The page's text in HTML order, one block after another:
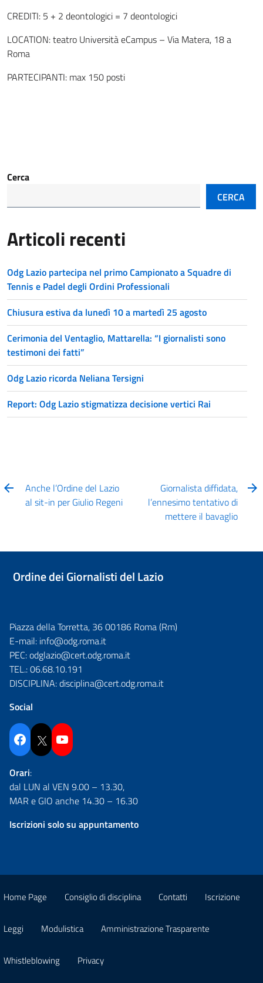
CREDITI: 5 + 2 deontologici = 7 deontologici
LOCATION: teatro Università eCampus – Via Matera, 18 a
Roma
PARTECIPANTI: max 150 posti
Cerca
CERCA
Articoli recenti
Odg Lazio partecipa nel primo Campionato a Squadre di
Tennis e Padel degli Ordini Professionali
Chiusura estiva da lunedì 10 a martedì 25 agosto
Cerimonia del Ventaglio, Mattarella: “I giornalisti sono
testimoni dei fatti”
Odg Lazio ricorda Neliana Tersigni
Report: Odg Lazio stigmatizza decisione vertici Rai
Anche l’Ordine del Lazio
al sit-in per Giulio Regeni
Giornalista diffidata,
l’ennesimo tentativo di
mettere il bavaglio
Ordine dei Giornalisti del Lazio
Piazza della Torretta, 36 00186 Roma (Rm)
E-mail: info@odg.roma.it
PEC:odglazio@cert.odg.roma.it
TEL.:06.68.10.191
DISCIPLINA:disciplina@cert.odg.roma.it
Social
Facebook Twitter YouTube
Orari:
dal LUN al VEN 9.00 – 13.30,
MAR e GIO anche 14.30 – 16.30
Iscrizioni solo su appuntamento
Home Page Consiglio di disciplina Contatti Iscrizione
Leggi Modulistica Amministrazione Trasparente
Whistleblowing Privacy